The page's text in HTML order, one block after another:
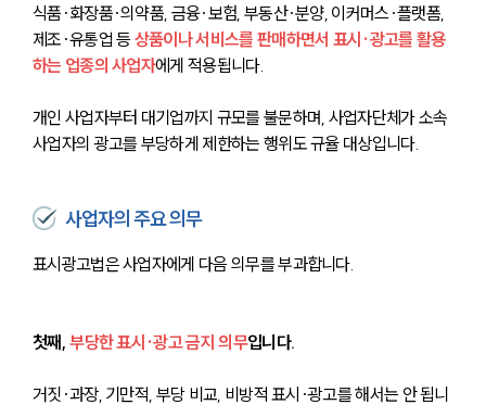
식품·화장품·의약품, 금융·보험, 부동산·분양, 이커머스·플랫폼,
제조·유통업 등 상품이나 서비스를 판매하면서 표시·광고를 활용
하는 업종의 사업자에게 적용됩니다.
개인 사업자부터 대기업까지 규모를 불문하며, 사업자단체가 소속
사업자의 광고를 부당하게 제한하는 행위도 규율 대상입니다.
사업자의 주요 의무
표시광고법은 사업자에게 다음 의무를 부과합니다.
첫째, 부당한 표시·광고 금지 의무입니다.
거짓·과장, 기만적, 부당 비교, 비방적 표시·광고를 해서는 안 됩니